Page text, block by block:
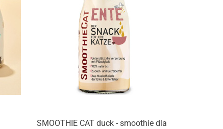
Produkt niedostępny
SMOOTHIE CAT duck - smoothie dla